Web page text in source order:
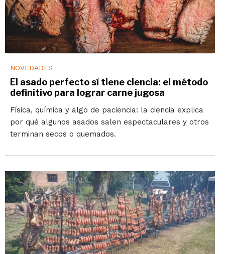
NOVEDADES
El asado perfecto sí tiene ciencia: el método
definitivo para lograr carne jugosa
Física, química y algo de paciencia: la ciencia explica
por qué algunos asados salen espectaculares y otros
terminan secos o quemados.